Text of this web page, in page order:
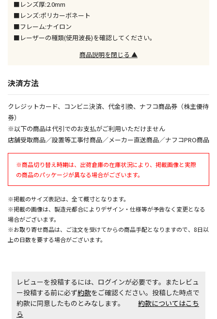
生する場合がございます。
商品購入個数ごとに送料がかかる商品です
■レンズ厚:2.0mm
■レンズ:ポリカーボネート
■フレーム:ナイロン
■レーザーの種類(使用波長)を確認してください。
商品説明を閉じる ▲
決済方法
クレジットカード、コンビニ決済、代金引換、ナフコ商品券（株主優待
券）
※以下の商品は代引でのお支払がご利用いただけません
店舗受取商品／設置等工事付商品／メーカー直送商品／ナフコPRO商品
※商品切り替え時期は、出荷倉庫の在庫状況により、掲載画像と実際
の商品のパッケージが異なる場合がございます。
※掲載のサイズ表記は、全て概寸となります。
※掲載の画像は、製造元都合によりデザイン・仕様等が予告なく変更となる
場合がございます。
※お取り寄せ商品は、ご注文を受けてからの商品手配となりますので、8日以
上の日数を要する場合がございます。
レビューを投稿するには、ログインが必要です。またレビュ
ー投稿する前に必ず約款をご確認ください。投稿した時点で
約款に同意したものとみなします。 約款についてはこち
ら